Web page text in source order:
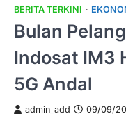
BERITA TERKINI
Bulan
Indosat IM3
5G Andal
admin_add 09/09/